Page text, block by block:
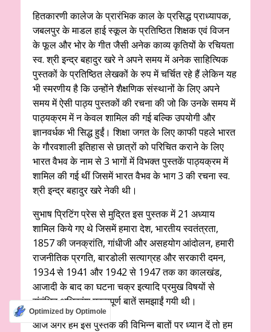
हितकारणी कालेज के प्रारंभिक काल के प्रसिद्ध प्राध्यापक,
जबलपुर के माडल हाई स्कूल के प्रतिष्ठित शिक्षक एवं विजन
के फूल और भोर के गीत जैसी अनेक काव्य कृतियों के रचियता
स्व. श्री इन्द्र बहादुर खरे ने अपने समय में अनेक साहित्यिक
पुस्तकों के प्रतिष्ठित लेखकों के रुप में चर्चित रहे हैं लेकिन यह
भी स्मरणीय है कि उन्होंने शैक्षणिक संस्थानों के लिए अपने
समय में ऐसी पाठ्य पुस्तकों की रचना की जो कि उनके समय में
पाठ्यक्रम में न केवल शामिल की गई बल्कि उपयोगी और
ज्ञानवर्धक भी सिद्ध हुईं। शिक्षा जगत के लिए काफी पहले भारत
के गौरवशाली इतिहास से छात्रों को परिचित कराने के लिए
भारत वैभव के नाम से 3 भागों में विभक्त पुस्तकें पाठ्यक्रम में
शामिल की गई थीं जिसमें भारत वैभव के भाग 3 की रचना स्व.
श्री इन्द्र बहादुर खरे नेकी थी।
सुभाष प्रिटिंग प्रेस से मुद्रित इस पुस्तक में 21 अध्याय
शामिल किये गए थे जिसमें हमारा देश, भारतीय स्वतंत्रता,
1857 की जनक्रांति, गांधीजी और असहयोग आंदोलन, हमारी
राजनीतिक प्रगति, बारडोली सत्याग्रह और सरकारी दमन,
1934 से 1941 और 1942 से 1947 तक का कालखंड,
आजादी के बाद का घटना चक्र इत्यादि प्रमुख विषयों से
संबंधित अधिकांश महत्वपूर्ण बातें समझाईं गयी थी।
आज अगर हम इस पुस्तक की विभिन्न बातों पर ध्यान दें तो हम
Optimized by Optimole